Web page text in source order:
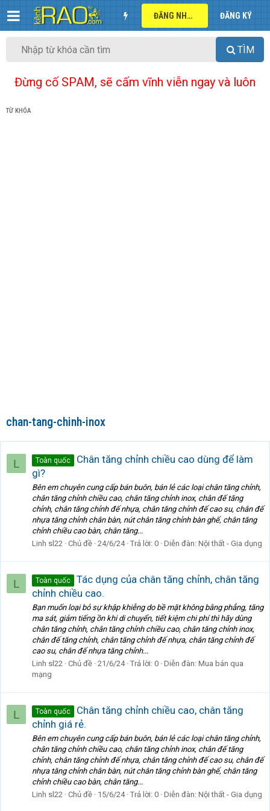
ĐĂNG NHẬP ĐĂNG KÝ
TÌM
Đừng cố SPAM, sẽ cấm vĩnh viễn ngay và luôn
TỪ KHÓA
chan-tang-chinh-inox
L Toàn quốc
Chân tăng chỉnh chiều cao dùng để làm
gì?
Bên em chuyên cung cấp bán buôn, bán lẻ các loại chân tăng chỉnh,
chân tăng chỉnh chiều cao, chân tăng chỉnh inox, chân đế tăng
chỉnh, chân tăng chỉnh đế nhựa, chân tăng chỉnh đế cao su, chân đế
nhựa tăng chỉnh chân bàn, nút chân tăng chỉnh bàn ghế, chân tăng
chỉnh chiều cao bàn, chân tăng...
Linh sl22 Chủ đề 24/6/24 Trả lời: 0 Diễn đàn: Nội thất - Gia dụng
L Toàn quốc
Tác dụng của chân tăng chỉnh, chân tăng
chỉnh chiều cao.
Bạn muốn loại bỏ sự khập khiễng do bề mặt không bằng phẳng, tăng
ma sát, giảm tiếng ồn khi di chuyển, tiết kiệm chi phí thì hãy dùng
chân tăng chỉnh, chân tăng chỉnh chiều cao, chân tăng chỉnh inox,
chân đế tăng chỉnh, chân tăng chỉnh đế nhựa, chân tăng chỉnh đế
cao su, chân đế nhựa tăng chỉnh...
Linh sl22 Chủ đề 21/6/24 Trả lời: 0 Diễn đàn: Mua bán qua
mạng
L Toàn quốc
Chân tăng chỉnh chiều cao, chân tăng
chỉnh giá rẻ.
Bên em chuyên cung cấp bán buôn, bán lẻ các loại chân tăng chỉnh,
chân tăng chỉnh chiều cao, chân tăng chỉnh inox, chân đế tăng
chỉnh, chân tăng chỉnh đế nhựa, chân tăng chỉnh đế cao su, chân đế
nhựa tăng chỉnh chân bàn, nút chân tăng chỉnh bàn ghế, chân tăng
chỉnh chiều cao bàn, chân tăng...
Linh sl22 Chủ đề 15/6/24 Trả lời: 0 Diễn đàn: Nội thất - Gia dụng